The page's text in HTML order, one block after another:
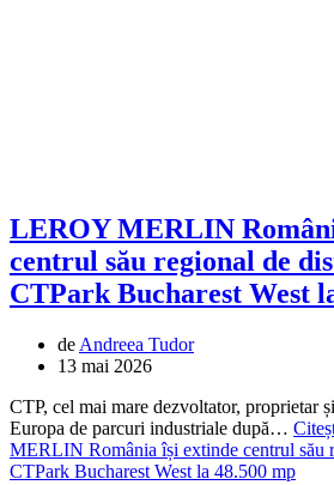
LEROY MERLIN
centrul său regional de
CTPark Bucharest West
de Andreea Tudor
13 mai 2026
CTP, cel mai mare dezvoltator, proprietar
Europa de parcuri industriale după…
MERLIN România își extinde centrul său
CTPark Bucharest West la 48.500 mp